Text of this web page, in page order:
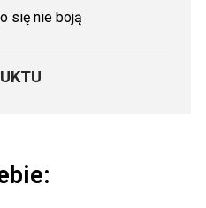
się nie boją